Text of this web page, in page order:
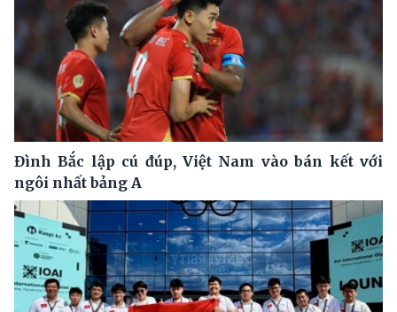
Đình Bắc lập cú đúp, Việt Nam vào bán kết với
ngôi nhất bảng A